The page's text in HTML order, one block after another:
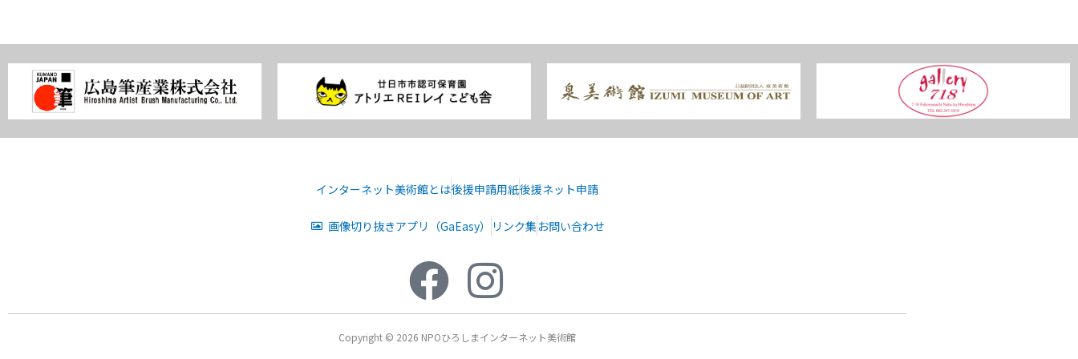
インターネット美術館とは後援申請用紙後援ネット申請
画像切り抜きアプリ（GaEasy） リンク集 お問い合わせ
Copyright © 2026 NPOひろしまインターネット美術館